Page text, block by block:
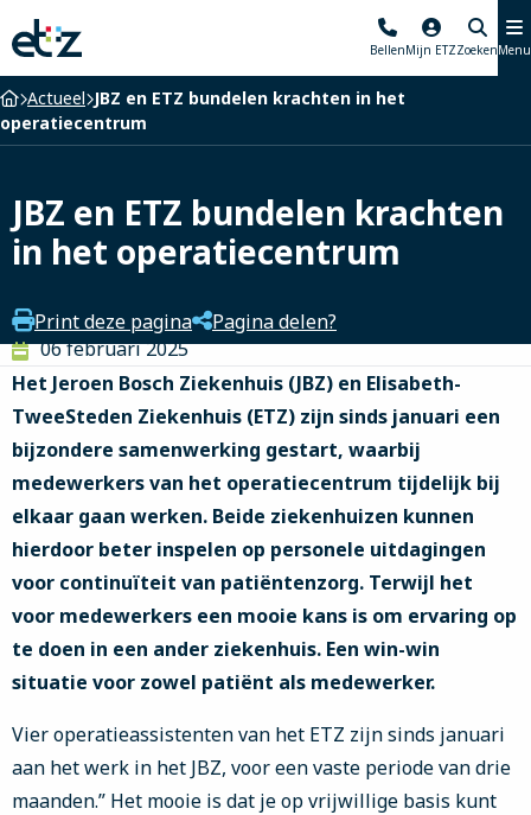
Elisabeth-
TweeSteden
Ziekenhuis
BellenMijn ETZZoekenMenu
Home
Actueel JBZ en ETZ bundelen krachten in het
operatiecentrum
JBZ en ETZ bundelen krachten
in het operatiecentrum
Print deze pagina
Pagina delen?
06 februari 2025
Het Jeroen Bosch Ziekenhuis (JBZ) en Elisabeth-
TweeSteden Ziekenhuis (ETZ) zijn sinds januari een
bijzondere samenwerking gestart, waarbij
medewerkers van het operatiecentrum tijdelijk bij
elkaar gaan werken. Beide ziekenhuizen kunnen
hierdoor beter inspelen op personele uitdagingen
voor continuïteit van patiëntenzorg. Terwijl het
voor medewerkers een mooie kans is om ervaring op
te doen in een ander ziekenhuis. Een win-win
situatie voor zowel patiënt als medewerker.
Vier operatieassistenten van het ETZ zijn sinds januari
aan het werk in het JBZ, voor een vaste periode van drie
maanden.” Het mooie is dat je op vrijwillige basis kunt